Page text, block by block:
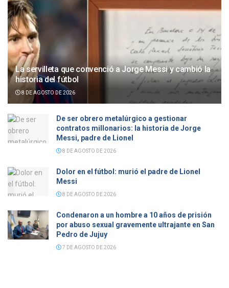
La servilleta que convenció a Jorge Messi y cambió la
historia del fútbol
8 DE AGOSTO DE 2026
De ser obrero metalúrgico a gestionar
contratos millonarios: la historia de Jorge
Messi, padre de Lionel
8 DE AGOSTO DE 2026
Dolor en el fútbol: murió el padre de Lionel
Messi
8 DE AGOSTO DE 2026
Condenaron a un hombre a 10 años de prisión
por abuso sexual gravemente ultrajante en San
Pedro de Jujuy
7 DE AGOSTO DE 2026